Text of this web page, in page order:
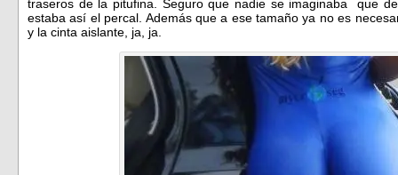
traseros de la pitufina. Seguro que nadie se imaginaba que
estaba así el percal. Además que a ese tamaño ya no es
y la cinta aislante, ja, ja.